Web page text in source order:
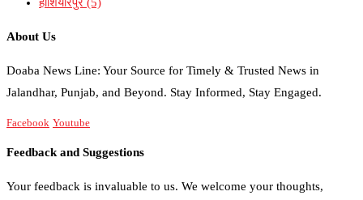
About Us
Doaba News Line: Your Source for Timely & Trusted News in
Jalandhar, Punjab, and Beyond. Stay Informed, Stay Engaged.
Facebook Youtube
Feedback and Suggestions
Your feedback is invaluable to us. We welcome your thoughts,